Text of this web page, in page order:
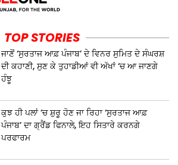
TOP STORIES
ਜਾਣੋਂ ‘ਸੁਰਤਾਜ ਆਫ਼ ਪੰਜਾਬ’ ਦੇ ਵਿਨਰ ਸੁਮਿਤ ਦੇ ਸੰਘਰਸ਼
ਦੀ ਕਹਾਣੀ, ਸੁਣ ਕੇ ਤੁਹਾਡੀਆਂ ਵੀ ਅੱਖਾਂ ‘ਚ ਆ ਜਾਣਗੇ
ਹੰਝੂ
ਕੁਝ ਹੀ ਪਲਾਂ ‘ਚ ਸ਼ੁਰੂ ਹੋਣ ਜਾ ਰਿਹਾ ‘ਸੁਰਤਾਜ ਆਫ਼
ਪੰਜਾਬ’ ਦਾ ਗ੍ਰੈਂਡ ਫਿਨਾਲੇ, ਇਹ ਸਿਤਾਰੇ ਕਰਨਗੇ
ਪਰਫਾਰਮ